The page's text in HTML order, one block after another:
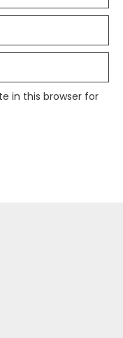
in this browser for